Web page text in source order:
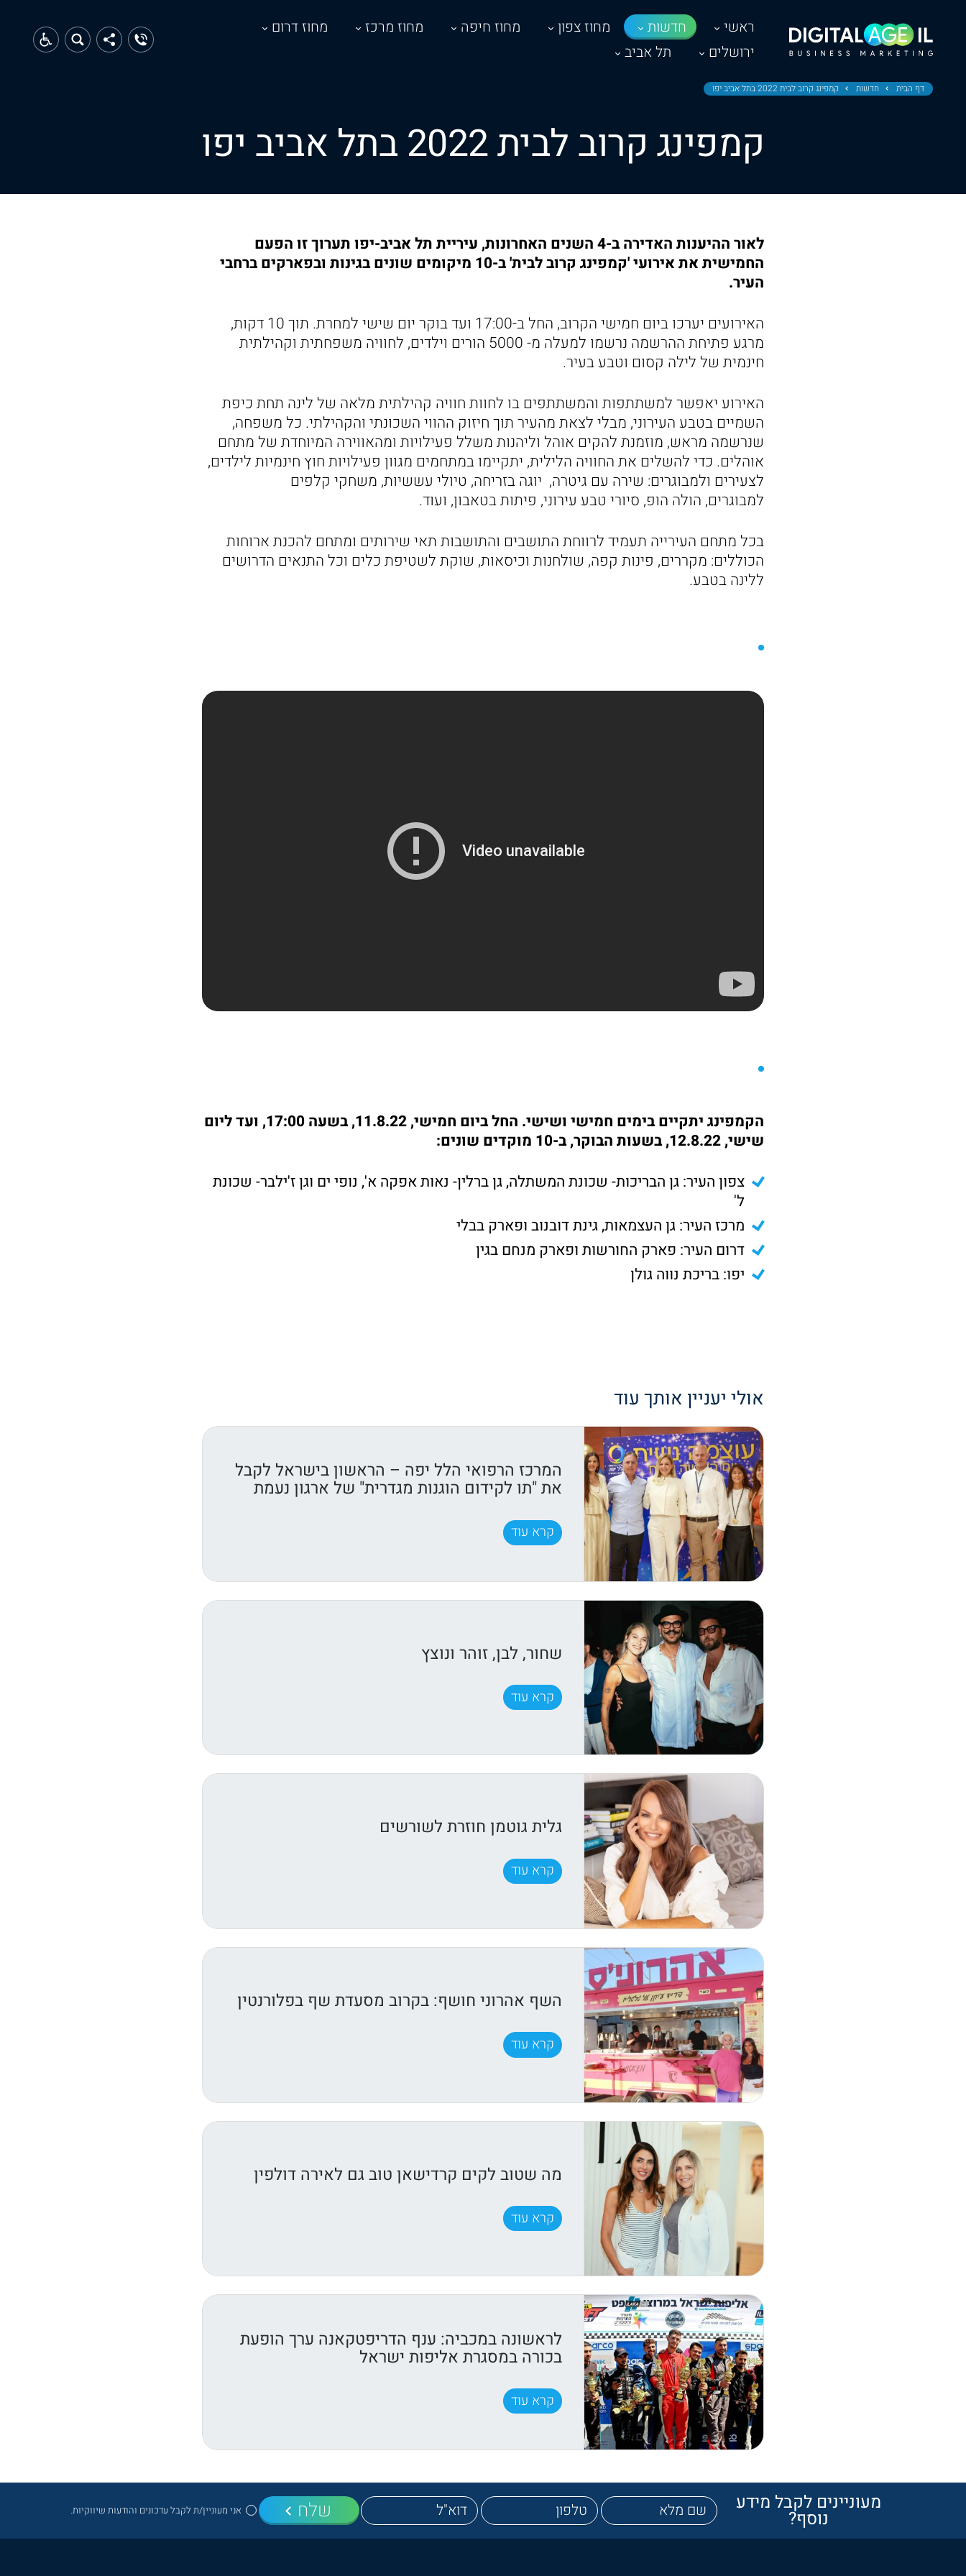
ראשי חדשות מחוז צפון מחוז חיפה מחוז מרכז
מחוז דרום
ירושלים
תל אביב
דף הבית חדשות קמפינג קרוב לבית 2022 בתל אביב יפו
קמפינג קרוב לבית 2022 בתל אביב יפו
לאור ההיענות האדירה ב-4 השנים האחרונות, עיריית תל אביב-יפו תערוך זו הפעם
החמישית את אירועי 'קמפינג קרוב לבית' ב-10 מיקומים שונים בגינות ובפארקים ברחבי
העיר.
האירועים יערכו ביום חמישי הקרוב, החל ב-17:00 ועד בוקר יום שישי למחרת. תוך 10 דקות,
מרגע פתיחת ההרשמה נרשמו למעלה מ- 5000 הורים וילדים, לחוויה משפחתית וקהילתית
חינמית של לילה קסום וטבע בעיר.
האירוע יאפשר למשתתפות והמשתתפים בו לחוות חוויה קהילתית מלאה של לינה תחת כיפת
השמיים בטבע העירוני, מבלי לצאת מהעיר תוך חיזוק ההווי השכונתי והקהילתי. כל משפחה,
שנרשמה מראש, מוזמנת להקים אוהל וליהנות משלל פעילויות ומהאווירה המיוחדת של מתחם
אוהלים. כדי להשלים את החוויה הלילית, יתקיימו במתחמים מגוון פעילויות חוץ חינמיות לילדים,
לצעירים ולמבוגרים: שירה עם גיטרה, יוגה בזריחה, טיולי עששיות, משחקי קלפים
למבוגרים, הולה הופ, סיורי טבע עירוני, פיתות בטאבון, ועוד.
בכל מתחם העירייה תעמיד לרווחת התושבים והתושבות תאי שירותים ומתחם להכנת ארוחות
הכוללים: מקררים, פינות קפה, שולחנות וכיסאות, שוקת לשטיפת כלים וכל התנאים הדרושים
ללינה בטבע.
הקמפינג יתקיים בימים חמישי ושישי. החל ביום חמישי, 11.8.22, בשעה 17:00, ועד ליום
שישי, 12.8.22, בשעות הבוקר, ב-10 מוקדים שונים:
צפון העיר: גן הבריכות- שכונת המשתלה, גן ברלין- נאות אפקה א', נופי ים וגן ז'ילבר- שכונת
ל'
מרכז העיר: גן העצמאות, גינת דובנוב ופארק בבלי
דרום העיר: פארק החורשות ופארק מנחם בגין
יפו: בריכת נווה גולן
אולי יעניין אותך עוד
המרכז הרפואי הלל יפה – הראשון בישראל לקבל
את "תו לקידום הוגנות מגדרית" של ארגון נעמת
קרא עוד
שחור, לבן, זוהר ונוצץ
קרא עוד
גלית גוטמן חוזרת לשורשים
קרא עוד
השף אהרוני חושף: בקרוב מסעדת שף בפלורנטין
קרא עוד
מה שטוב לקים קרדישאן טוב גם לאירה דולפין
קרא עוד
לראשונה במכביה: ענף הדריפטקאנה ערך הופעת
בכורה במסגרת אליפות ישראל
קרא עוד
מעוניינים לקבל מידע
נוסף? אני מעוניין/ת לקבל עדכונים והודעות שיווקיות. שלח